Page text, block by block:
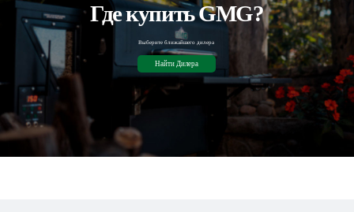
Найти Дилера
Выберите ближайшего дилера
Где купить GMG?